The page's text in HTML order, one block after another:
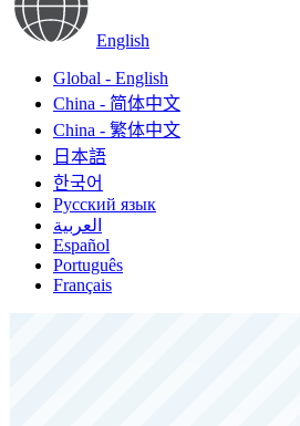
English
Global - English
China - 简体中文
China - 繁体中文
日本語
한국어
Русский язык
العربية
Español
Português
Français